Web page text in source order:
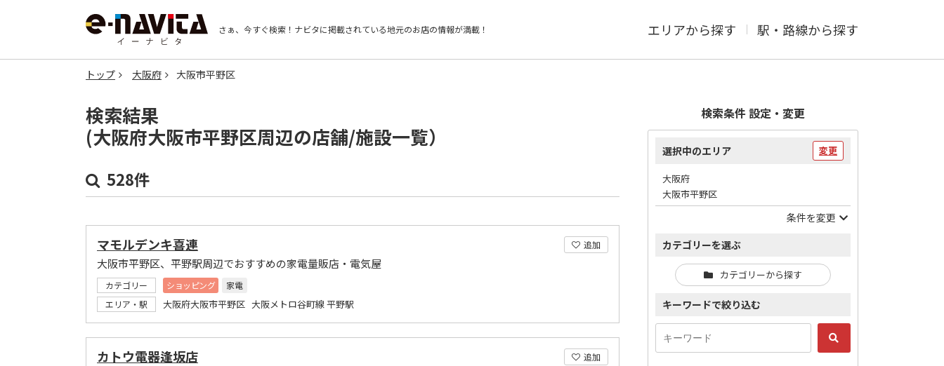
さぁ、今すぐ検索！ ナビタに掲載されている地元のお店の情報が満載！ エリアから探す 駅・路線から探す
トップ 大阪府 大阪市平野区
検索結果
(大阪府大阪市平野区周辺の店舗/施設一覧）
528件
追加
マモルデンキ喜連
大阪市平野区、平野駅周辺でおすすめの家電量販店・電気屋
カテゴリー ショッピング
家電
エリア・駅
大阪府大阪市平野区 大阪メトロ谷町線 平野駅
追加
カトウ電器逢坂店
検索条件 設定・変更
選択中のエリア 変更
大阪府
大阪市平野区
条件を変更
カテゴリーを選ぶ
カテゴリーから探す
キーワードで絞り込む